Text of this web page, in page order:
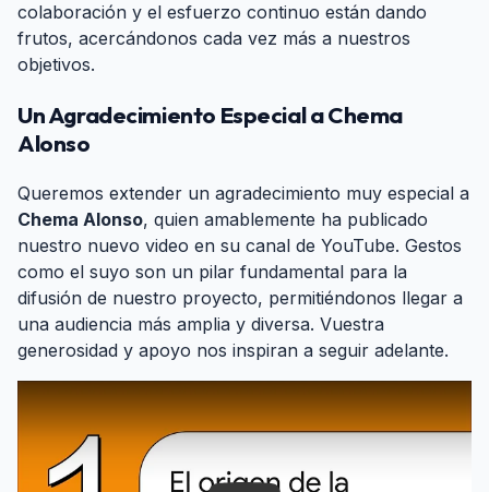
colaboración y el esfuerzo continuo están dando
frutos, acercándonos cada vez más a nuestros
objetivos.
Un Agradecimiento Especial a Chema
Alonso
Queremos extender un agradecimiento muy especial a
Chema Alonso, quien amablemente ha publicado
nuestro nuevo video en su canal de YouTube. Gestos
como el suyo son un pilar fundamental para la
difusión de nuestro proyecto, permitiéndonos llegar a
una audiencia más amplia y diversa. Vuestra
generosidad y apoyo nos inspiran a seguir adelante.